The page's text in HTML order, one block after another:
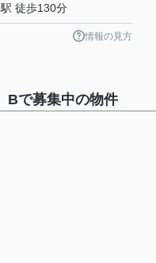
駅 徒歩130分
情報の見方
で募集中の物件